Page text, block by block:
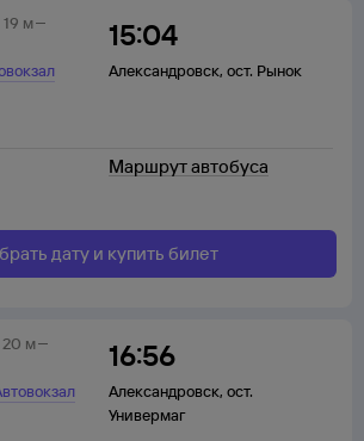
15:04
Александровск, ост. Рынок
19 м
Маршрут автобуса
дату и купить билет
16:56
Александровск, ост.
Универмаг
20 м